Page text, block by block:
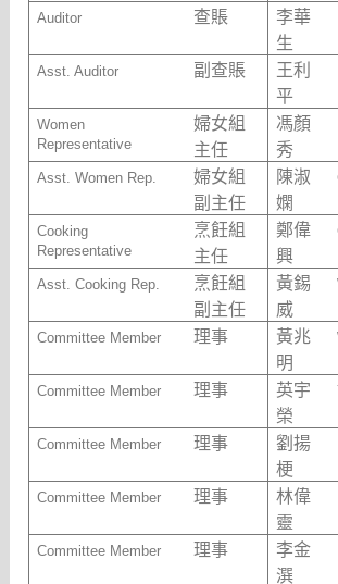
Auditor 查賬
李華
生
Asst. Auditor 副查賬
王利
平
Women
Representative
婦女組
主任
馮顏
秀
Asst. Women Rep.
婦女組
副主任
陳淑
嫻
Cooking
Representative
烹飪組
主任
鄭偉
興
Asst. Cooking Rep.
烹飪組
副主任
黃錫
威
Committee Member 理事
黃兆
明
Committee Member 理事
英宇
榮
Committee Member 理事
劉揚
梗
Committee Member 理事
林偉
靈
Committee Member 理事
李金
潠